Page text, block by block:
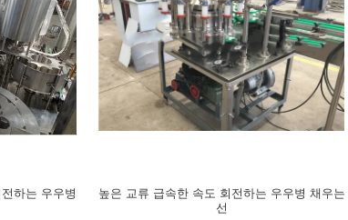
하는 우우병
높은 교류 급속한 속도 회전하는 우우병 채우는
선